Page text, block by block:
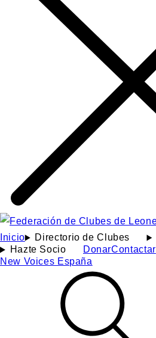
Inicio Directorio de Clubes
Hazte Socio
DonarContactar
New Voices España